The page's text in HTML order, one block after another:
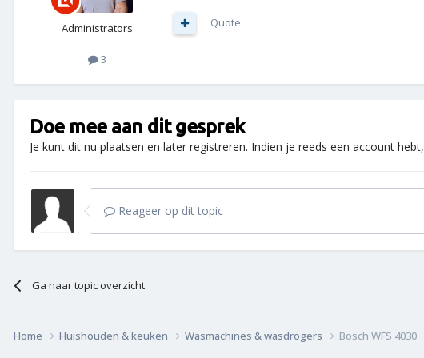
Administrators
3
Quote
Doe mee aan dit gesprek
Je kunt dit nu plaatsen en later registreren. Indien je reeds een account hebt,
Reageer op dit topic
Ga naar topic overzicht
Home Huishouden & keuken Wasmachines & wasdrogers Bosch WFS 4030